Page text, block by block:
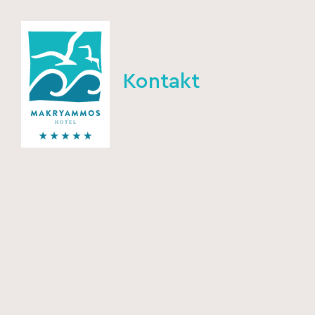
Kontakt